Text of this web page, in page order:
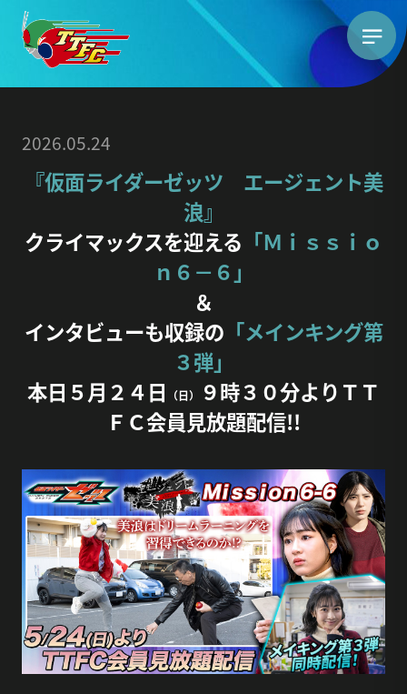
2026.05.24
『仮面ライダーゼッツ エージェント美
浪』
クライマックスを迎える 「Ｍｉｓｓｉｏ
ｎ６－６」
＆
インタビューも収録の 「メインキング第
３弾」
本日５月２４日
（日）
９時３０分よりＴＴ
ＦＣ会員見放題配信!!